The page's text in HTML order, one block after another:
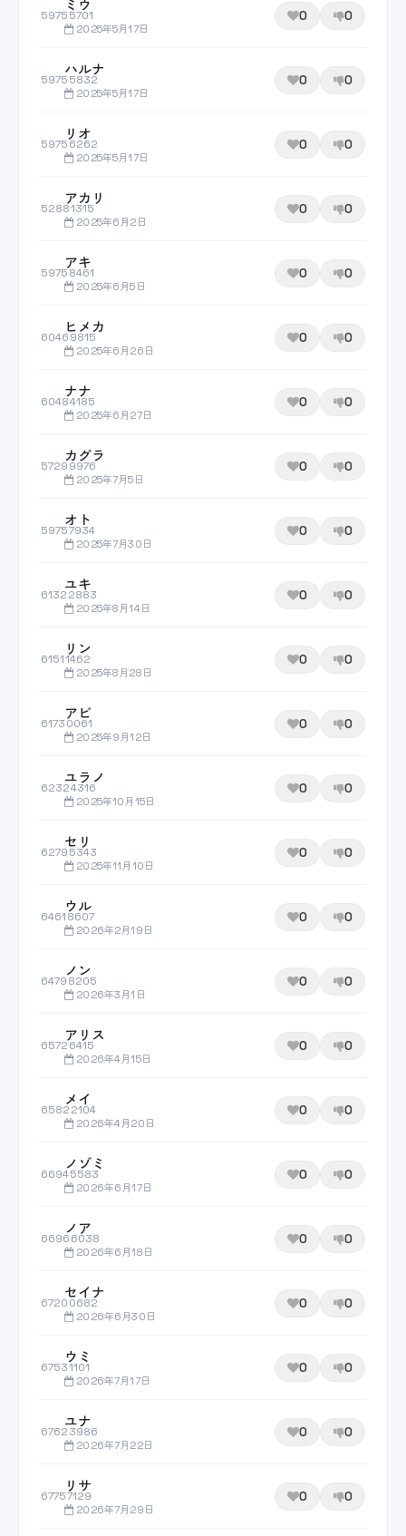
59755701
ミウ
2025年5月17日
0 0
59755832
ハルナ
2025年5月17日
0 0
59756262
リオ
2025年5月17日
0 0
52881315
アカリ
2025年6月2日
0 0
59758461
アキ
2025年6月5日
0 0
60469815
ヒメカ
2025年6月26日
0 0
60484185
ナナ
2025年6月27日
0 0
57299976
カグラ
2025年7月5日
0 0
59757934
オト
2025年7月30日
0 0
61322883
ユキ
2025年8月14日
0 0
61511462
リン
2025年8月28日
0 0
61730061
アビ
2025年9月12日
0 0
62324316
ユラノ
2025年10月15日
0 0
62795343
セリ
2025年11月10日
0 0
64618607
ウル
2026年2月19日
0 0
64798205
ノン
2026年3月1日
0 0
65726415
アリス
2026年4月15日
0 0
65822104
メイ
2026年4月20日
0 0
66945583
ノゾミ
2026年6月17日
0 0
66966038
ノア
2026年6月18日
0 0
67200682
セイナ
2026年6月30日
0 0
67531101
ウミ
2026年7月17日
0 0
67623986
ユナ
2026年7月22日
0 0
67757129
リサ
2026年7月29日
0 0